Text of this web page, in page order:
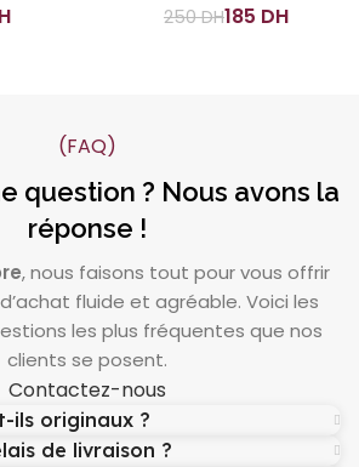
250DH185 DH
(FAQ)
question ? Nous avons la
réponse !
, nous faisons tout pour vous offrir
fluide et agréable. Voici les
les plus fréquentes que nos
clients se posent.
Contactez-nous
ils originaux ?
de livraison ?